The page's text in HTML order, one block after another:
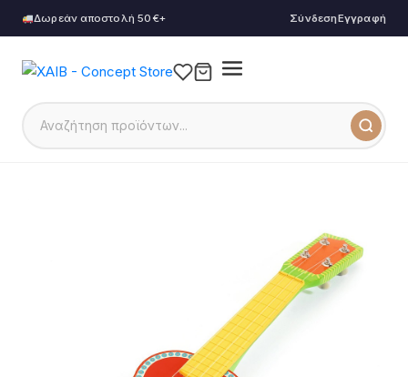
Δωρεάν αποστολή 50€+ ΣύνδεσηΕγγραφή